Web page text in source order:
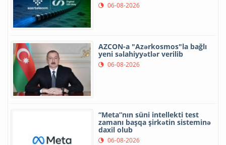
06-08-2026
AZCON-a "Azərkosmos"la bağlı
yeni səlahiyyətlər verilib
06-08-2026
“Meta”nın süni intellekti test
zamanı başqa şirkətin sisteminə
daxil olub
06-08-2026